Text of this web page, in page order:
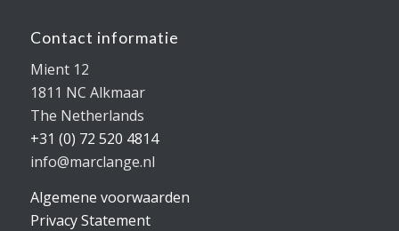
Contact informatie
Mient 12
1811 NC Alkmaar
The Netherlands
+31 (0) 72 520 4814
info@marclange.nl
Algemene voorwaarden
Privacy Statement